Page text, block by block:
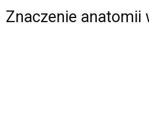
Znaczenie anatomii